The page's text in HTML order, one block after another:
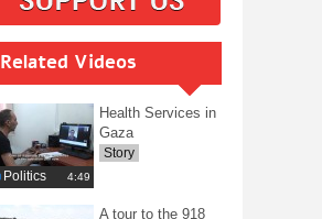
Related Videos
Politics
Health Services in
Gaza
Story
A tour to the 918